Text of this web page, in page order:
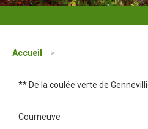
Accueil >
** De la coulée verte de
Courneuve